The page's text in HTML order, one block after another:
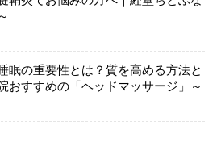
眠の重要性とは？質を高める方法と
おすすめの「ヘッドマッサージ」～